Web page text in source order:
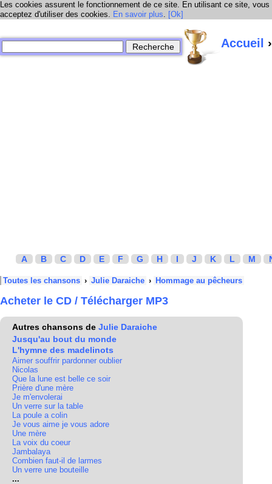
Les cookies assurent le fonctionnement de ce site. En utilisant ce site, vous
acceptez d'utiliser des cookies. En savoir plus. [Ok]
Accueil
A B C D E F G H I J K L M
Toutes les chansons › Julie Daraiche › Hommage au pêcheurs
Acheter le CD / Télécharger MP3
Autres chansons de Julie Daraiche
Jusqu'au bout du monde
L'hymne des madelinots
Aimer souffrir pardonner oublier
Nicolas
Que la lune est belle ce soir
Prière d'une mère
Je m'envolerai
Un verre sur la table
La poule a colin
Je vous aime je vous adore
Une mère
La voix du coeur
Jambalaya
Combien faut-il de larmes
Un verre une bouteille
...